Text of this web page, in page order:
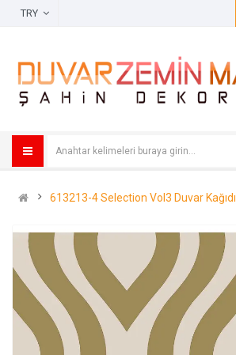
613213-4 Selection Vol3 Duvar Kağıdı